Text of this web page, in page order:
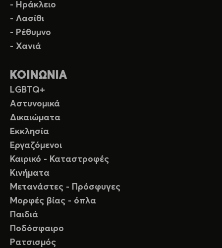
- Ηράκλειο
- Λασίθι
- Ρέθυμνο
- Χανιά
ΚΟΙΝΩΝΙΑ
LGBTQ+
Αστυνομικά
Δικαιώματα
Εκκλησία
Εργαζόμενοι
Καιρικό - Καταστροφές
Κινήματα
Μετανάστες - Πρόσφυγες
Μορφές βίας - όπλα
Παιδιά
Ποδόσφαιρο
Ρατσισμός